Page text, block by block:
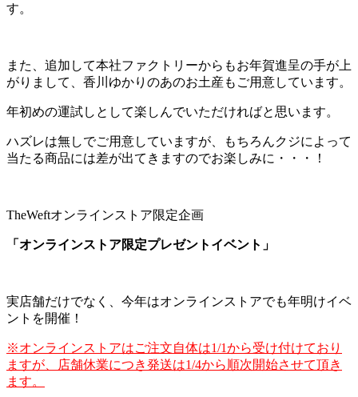
す。
また、追加して本社ファクトリーからもお年賀進呈の手が上
がりまして、香川ゆかりのあのお土産もご用意しています。
年初めの運試しとして楽しんでいただければと思います。
ハズレは無しでご用意していますが、もちろんクジによって
当たる商品には差が出てきますのでお楽しみに・・・！
TheWeftオンラインストア限定企画
「オンラインストア限定プレゼントイベント」
実店舗だけでなく、今年はオンラインストアでも年明けイベ
ントを開催！
※オンラインストアはご注文自体は1/1から受け付けており
ますが、店舗休業につき発送は1/4から順次開始させて頂き
ます。